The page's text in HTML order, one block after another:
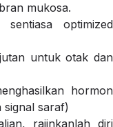
mukosa.
optimized
untuk otak dan
hormon
saraf)
rajinkanlah diri